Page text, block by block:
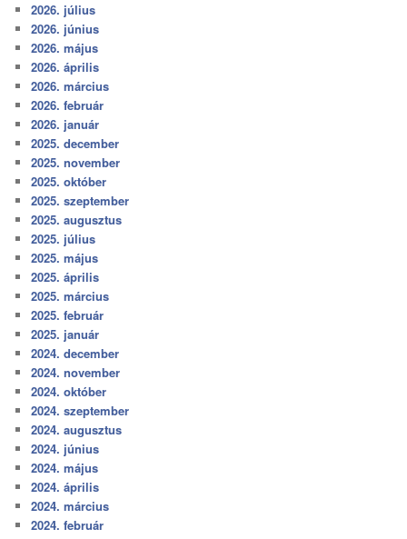
2026. július
2026. június
2026. május
2026. április
2026. március
2026. február
2026. január
2025. december
2025. november
2025. október
2025. szeptember
2025. augusztus
2025. július
2025. május
2025. április
2025. március
2025. február
2025. január
2024. december
2024. november
2024. október
2024. szeptember
2024. augusztus
2024. június
2024. május
2024. április
2024. március
2024. február